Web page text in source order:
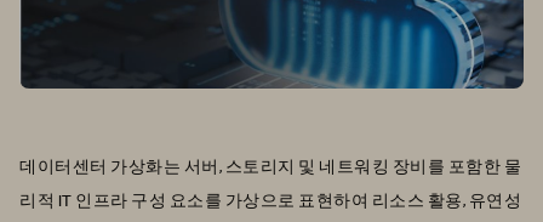
데이터센터 가상화는 서버, 스토리지 및 네트워킹 장비를 포함한 물
리적 IT 인프라 구성 요소를 가상으로 표현하여 리소스 활용, 유연성